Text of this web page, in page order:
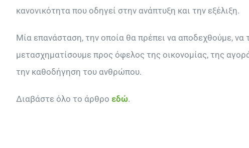
κανονικότητα που οδηγεί στην ανάπτυξη και την εξέλιξη.
Μία επανάσταση, την οποία θα πρέπει να αποδεχθούμε, να
μετασχηματίσουμε προς όφελος της οικονομίας, της
την καθοδήγηση του ανθρώπου.
Διαβάστε όλο το άρθρο εδώ.